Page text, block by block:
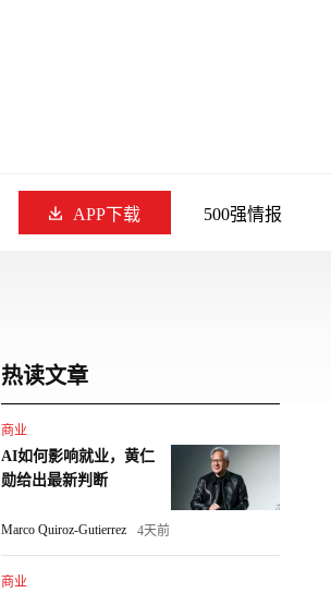
APP下载 500强情报
热读文章
商业
AI如何影响就业，黄仁
勋给出最新判断
Marco Quiroz-Gutierrez 4天前
商业